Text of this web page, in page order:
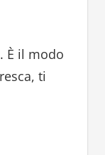
. È il modo
ti